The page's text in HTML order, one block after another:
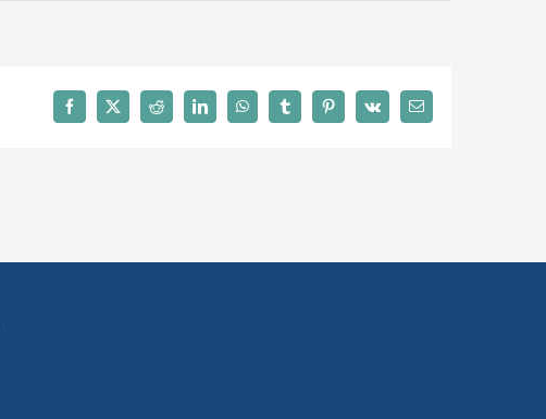
Facebook
X Reddit LinkedInWhatsAppTumblrPinterest
Vk Email